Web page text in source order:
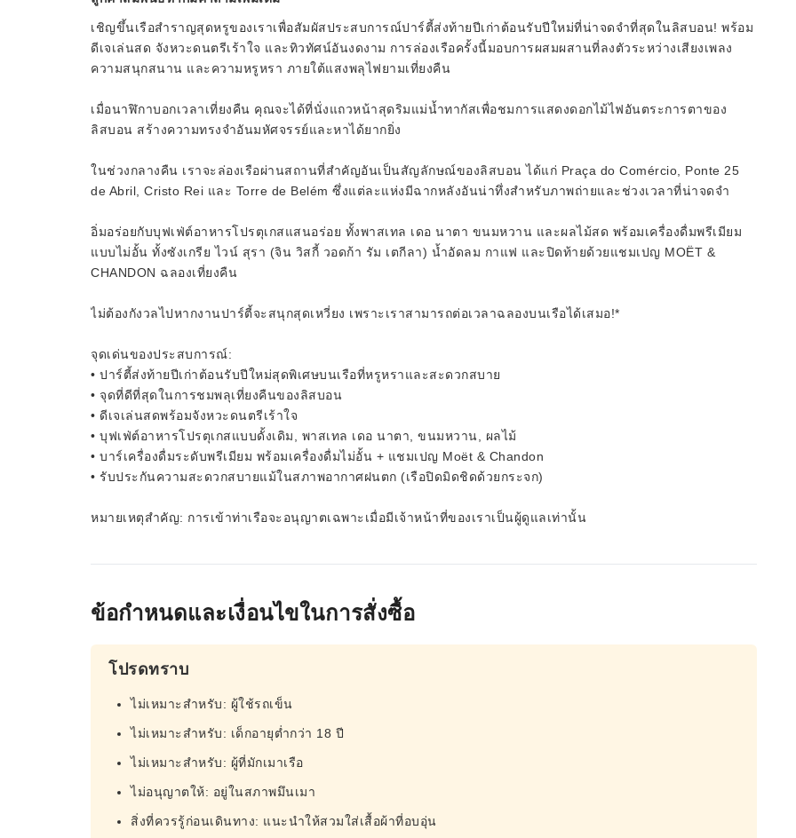
เชิญขึ้นเรือสำราญสุดหรูของเราเพื่อสัมผัสประสบการณ์ปาร์ตี้ส่งท้ายปีเก่าต้อนรับปีใหม่ที่น่าจดจำที่สุดในลิสบอน! พร้อม
ดีเจเล่นสด จังหวะดนตรีเร้าใจ และทิวทัศน์อันงดงาม การล่องเรือครั้งนี้มอบการผสมผสานที่ลงตัวระหว่างเสียงเพลง
ความสนุกสนาน และความหรูหรา ภายใต้แสงพลุไฟยามเที่ยงคืน
เมื่อนาฬิกาบอกเวลาเที่ยงคืน คุณจะได้ที่นั่งแถวหน้าสุดริมแม่น้ำทากัสเพื่อชมการแสดงดอกไม้ไฟอันตระการตาของ
ลิสบอน สร้างความทรงจำอันมหัศจรรย์และหาได้ยากยิ่ง
ในช่วงกลางคืน เราจะล่องเรือผ่านสถานที่สำคัญอันเป็นสัญลักษณ์ของลิสบอน ได้แก่ Praça do Comércio, Ponte 25
de Abril, Cristo Rei และ Torre de Belém ซึ่งแต่ละแห่งมีฉากหลังอันน่าทึ่งสำหรับภาพถ่ายและช่วงเวลาที่น่าจดจำ
อิ่มอร่อยกับบุฟเฟ่ต์อาหารโปรตุเกสแสนอร่อย ทั้งพาสเทล เดอ นาตา ขนมหวาน และผลไม้สด พร้อมเครื่องดื่มพรีเมียม
แบบไม่อั้น ทั้งซังเกรีย ไวน์ สุรา (จิน วิสกี้ วอดก้า รัม เตกีลา) น้ำอัดลม กาแฟ และปิดท้ายด้วยแชมเปญ MOËT &
CHANDON ฉลองเที่ยงคืน
ไม่ต้องกังวลไปหากงานปาร์ตี้จะสนุกสุดเหวี่ยง เพราะเราสามารถต่อเวลาฉลองบนเรือได้เสมอ!*
จุดเด่นของประสบการณ์:
• ปาร์ตี้ส่งท้ายปีเก่าต้อนรับปีใหม่สุดพิเศษบนเรือที่หรูหราและสะดวกสบาย
• จุดที่ดีที่สุดในการชมพลุเที่ยงคืนของลิสบอน
• ดีเจเล่นสดพร้อมจังหวะดนตรีเร้าใจ
• บุฟเฟ่ต์อาหารโปรตุเกสแบบดั้งเดิม, พาสเทล เดอ นาตา, ขนมหวาน, ผลไม้
• บาร์เครื่องดื่มระดับพรีเมียม พร้อมเครื่องดื่มไม่อั้น + แชมเปญ Moët & Chandon
• รับประกันความสะดวกสบายแม้ในสภาพอากาศฝนตก (เรือปิดมิดชิดด้วยกระจก)
หมายเหตุสำคัญ: การเข้าท่าเรือจะอนุญาตเฉพาะเมื่อมีเจ้าหน้าที่ของเราเป็นผู้ดูแลเท่านั้น
ข้อกำหนดและเงื่อนไขในการสั่งซื้อ
โปรดทราบ
ไม่เหมาะสำหรับ: ผู้ใช้รถเข็น
ไม่เหมาะสำหรับ: เด็กอายุต่ำกว่า 18 ปี
ไม่เหมาะสำหรับ: ผู้ที่มักเมาเรือ
ไม่อนุญาตให้: อยู่ในสภาพมึนเมา
สิ่งที่ควรรู้ก่อนเดินทาง: แนะนำให้สวมใส่เสื้อผ้าที่อบอุ่น